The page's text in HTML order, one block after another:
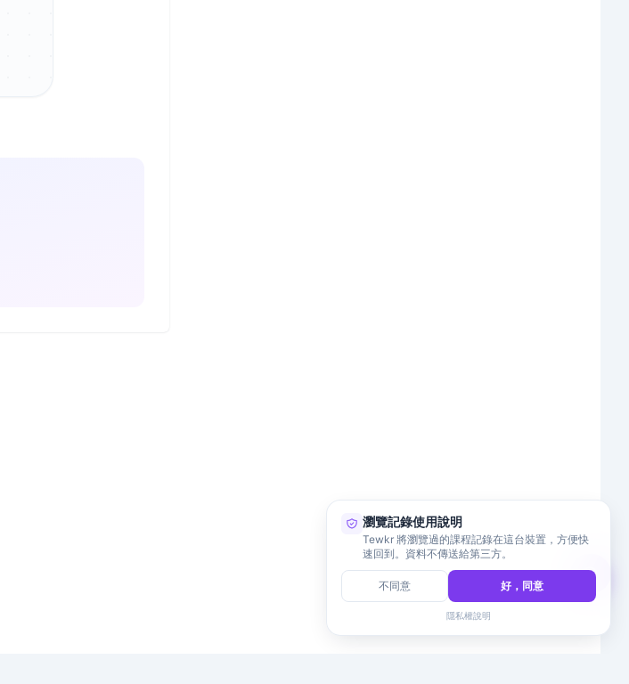
瀏覽記錄使用說明
Tewkr 將瀏覽過的課程記錄在這台裝置，方便快
速回到。資料不傳送給第三方。
不同意 好，同意
隱私權說明